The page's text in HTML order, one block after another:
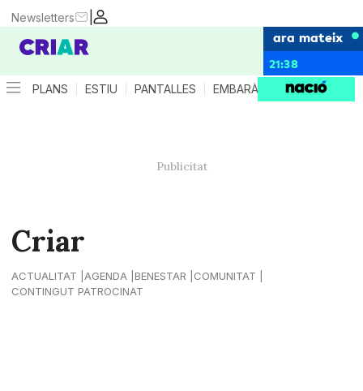
|
Newsletters
ara mateix
21:38
PLANS ESTIU PANTALLES EMBARÀS CRIANÇA
Criar
ACTUALITAT AGENDA BENESTAR
COMUNITAT
CONTINGUT PATROCINAT